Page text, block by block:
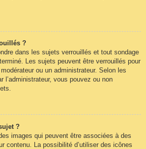
?
dans les sujets verrouillés et tout sondage
Les sujets peuvent être verrouillés pour
ou un administrateur. Selon les
l’administrateur, vous pouvez ou non
?
images qui peuvent être associées à des
contenu. La possibilité d’utiliser des icônes